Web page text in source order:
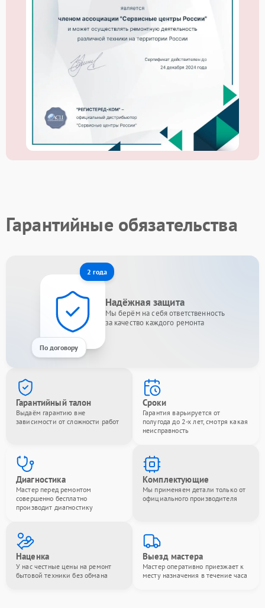
Гарантийные обязательства
2 года
По договору
Надёжная защита
Мы берём на себя ответственность
за качество каждого ремонта
Гарантийный талон
Выдаём гарантию вне
зависимости от сложности работ
Сроки
Гарантия варьируется от
полугода до 2-х лет, смотря какая
неисправность
Диагностика
Мастер перед ремонтом
совершенно бесплатно
производит диагностику
Комплектующие
Мы применяем детали только от
официального производителя
Наценка
У нас честные цены на ремонт
бытовой техники без обмана
Выезд мастера
Мастер оперативно приезжает к
месту назначения в течение часа